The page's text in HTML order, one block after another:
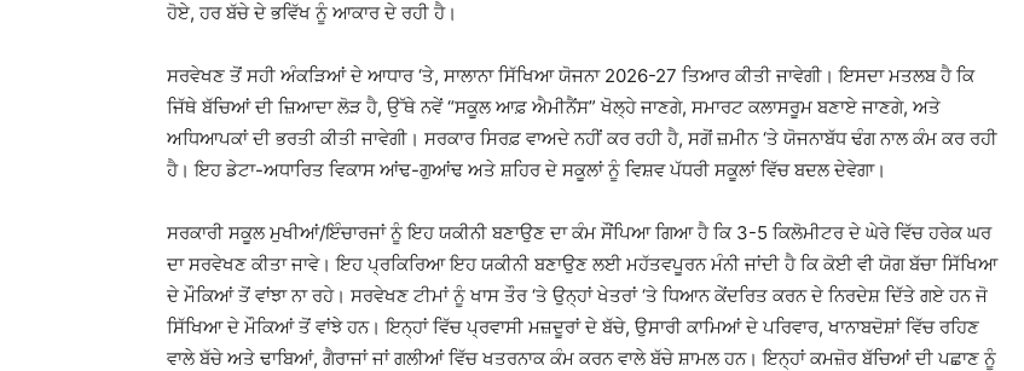
ਹੋਏ, ਹਰ ਬੱਚੇ ਦੇ ਭਵਿੱਖ ਨੂੰ ਆਕਾਰ ਦੇ ਰਹੀ ਹੈ।
ਸਰਵੇਖਣ ਤੋਂ ਸਹੀ ਅੰਕੜਿਆਂ ਦੇ ਆਧਾਰ ‘ਤੇ, ਸਾਲਾਨਾ ਸਿੱਖਿਆ ਯੋਜਨਾ 2026-27 ਤਿਆਰ ਕੀਤੀ ਜਾਵੇਗੀ। ਇਸਦਾ ਮਤਲਬ ਹੈ ਕਿ
ਜਿੱਥੇ ਬੱਚਿਆਂ ਦੀ ਜ਼ਿਆਦਾ ਲੋੜ ਹੈ, ਉੱਥੇ ਨਵੇਂ “ਸਕੂਲ ਆਫ਼ ਐਮੀਨੈਂਸ” ਖੋਲ੍ਹੇ ਜਾਣਗੇ, ਸਮਾਰਟ ਕਲਾਸਰੂਮ ਬਣਾਏ ਜਾਣਗੇ, ਅਤੇ
ਅਧਿਆਪਕਾਂ ਦੀ ਭਰਤੀ ਕੀਤੀ ਜਾਵੇਗੀ। ਸਰਕਾਰ ਸਿਰਫ਼ ਵਾਅਦੇ ਨਹੀਂ ਕਰ ਰਹੀ ਹੈ, ਸਗੋਂ ਜ਼ਮੀਨ ‘ਤੇ ਯੋਜਨਾਬੱਧ ਢੰਗ ਨਾਲ ਕੰਮ ਕਰ ਰਹੀ
ਹੈ। ਇਹ ਡੇਟਾ-ਅਧਾਰਿਤ ਵਿਕਾਸ ਆਂਢ-ਗੁਆਂਢ ਅਤੇ ਸ਼ਹਿਰ ਦੇ ਸਕੂਲਾਂ ਨੂੰ ਵਿਸ਼ਵ ਪੱਧਰੀ ਸਕੂਲਾਂ ਵਿੱਚ ਬਦਲ ਦੇਵੇਗਾ।
ਸਰਕਾਰੀ ਸਕੂਲ ਮੁਖੀਆਂ/ਇੰਚਾਰਜਾਂ ਨੂੰ ਇਹ ਯਕੀਨੀ ਬਣਾਉਣ ਦਾ ਕੰਮ ਸੌਂਪਿਆ ਗਿਆ ਹੈ ਕਿ 3-5 ਕਿਲੋਮੀਟਰ ਦੇ ਘੇਰੇ ਵਿੱਚ ਹਰੇਕ ਘਰ
ਦਾ ਸਰਵੇਖਣ ਕੀਤਾ ਜਾਵੇ। ਇਹ ਪ੍ਰਕਿਰਿਆ ਇਹ ਯਕੀਨੀ ਬਣਾਉਣ ਲਈ ਮਹੱਤਵਪੂਰਨ ਮੰਨੀ ਜਾਂਦੀ ਹੈ ਕਿ ਕੋਈ ਵੀ ਯੋਗ ਬੱਚਾ ਸਿੱਖਿਆ
ਦੇ ਮੌਕਿਆਂ ਤੋਂ ਵਾਂਝਾ ਨਾ ਰਹੇ। ਸਰਵੇਖਣ ਟੀਮਾਂ ਨੂੰ ਖਾਸ ਤੌਰ ‘ਤੇ ਉਨ੍ਹਾਂ ਖੇਤਰਾਂ ‘ਤੇ ਧਿਆਨ ਕੇਂਦਰਿਤ ਕਰਨ ਦੇ ਨਿਰਦੇਸ਼ ਦਿੱਤੇ ਗਏ ਹਨ ਜੋ
ਸਿੱਖਿਆ ਦੇ ਮੌਕਿਆਂ ਤੋਂ ਵਾਂਝੇ ਹਨ। ਇਨ੍ਹਾਂ ਵਿੱਚ ਪ੍ਰਵਾਸੀ ਮਜ਼ਦੂਰਾਂ ਦੇ ਬੱਚੇ, ਉਸਾਰੀ ਕਾਮਿਆਂ ਦੇ ਪਰਿਵਾਰ, ਖਾਨਾਬਦੋਸ਼ਾਂ ਵਿੱਚ ਰਹਿਣ
ਵਾਲੇ ਬੱਚੇ ਅਤੇ ਢਾਬਿਆਂ, ਗੈਰਾਜਾਂ ਜਾਂ ਗਲੀਆਂ ਵਿੱਚ ਖਤਰਨਾਕ ਕੰਮ ਕਰਨ ਵਾਲੇ ਬੱਚੇ ਸ਼ਾਮਲ ਹਨ। ਇਨ੍ਹਾਂ ਕਮਜ਼ੋਰ ਬੱਚਿਆਂ ਦੀ ਪਛਾਣ ਨੂੰ